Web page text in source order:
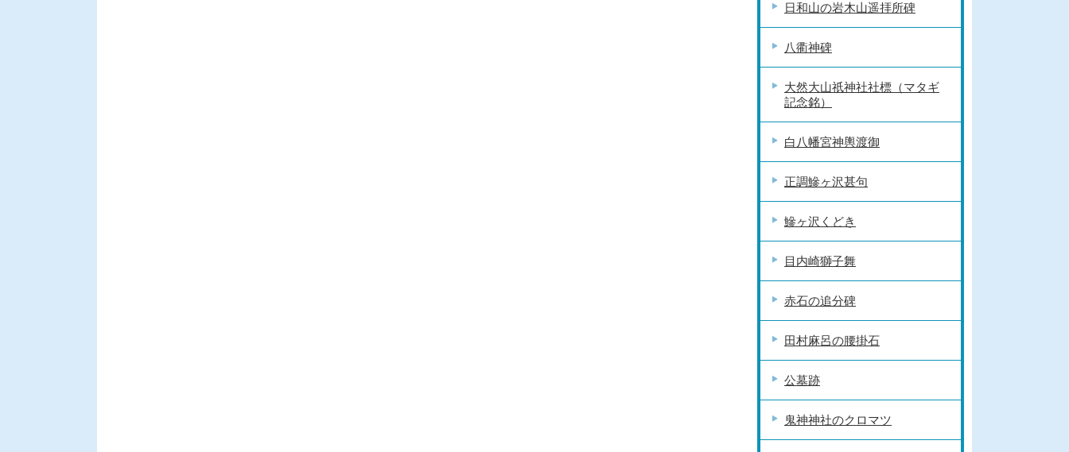
日和山の岩木山遥拝所碑
八衢神碑
大然大山祇神社社標（マタギ
記念銘）
白八幡宮神輿渡御
正調鰺ヶ沢甚句
鰺ヶ沢くどき
目内崎獅子舞
赤石の追分碑
田村麻呂の腰掛石
公墓跡
鬼神神社のクロマツ